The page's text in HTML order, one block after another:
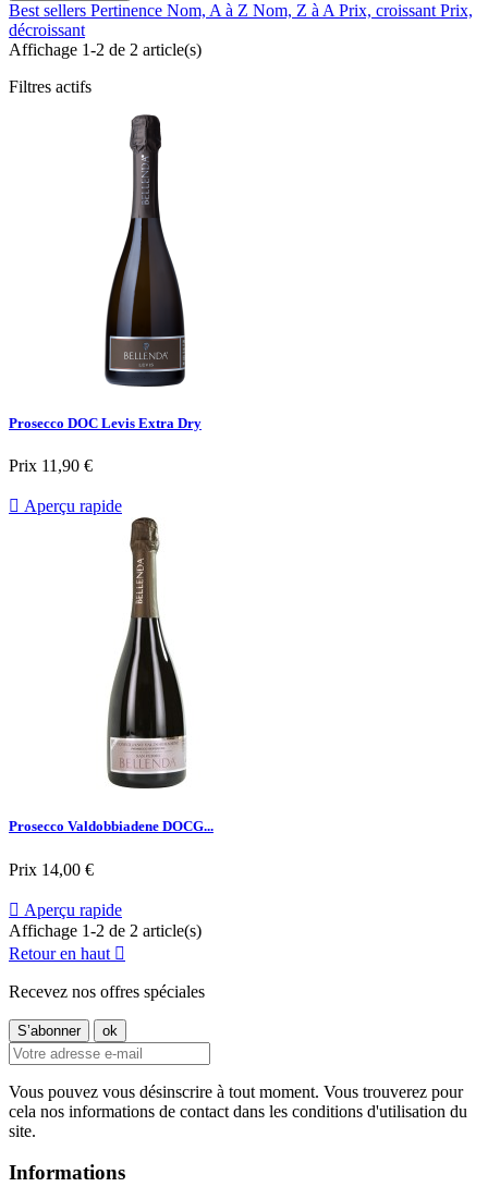
Best sellers Pertinence Nom, A à Z Nom, Z à A Prix, croissant Prix,
décroissant
Affichage 1-2 de 2 article(s)
Filtres actifs
Prosecco DOC Levis Extra Dry
Prix 11,90 €
 Aperçu rapide
Prosecco Valdobbiadene DOCG...
Prix 14,00 €
 Aperçu rapide
Affichage 1-2 de 2 article(s)
Retour en haut 
Recevez nos offres spéciales
Vous pouvez vous désinscrire à tout moment. Vous trouverez pour
cela nos informations de contact dans les conditions d'utilisation du
site.
Informations